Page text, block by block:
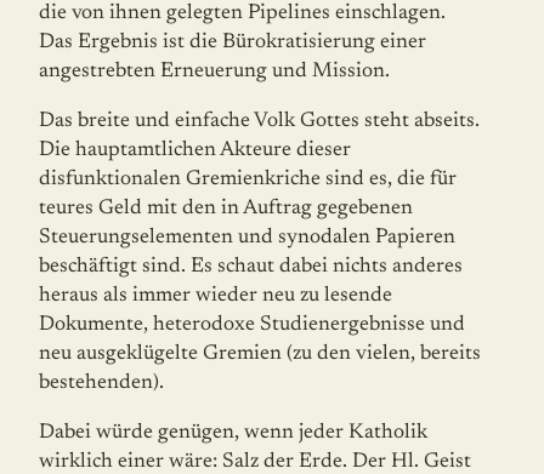
die von ihnen gelegten Pipelines einschla­gen.
Das Ergebnis ist die Bürokratisierung einer
angestreb­ten Erneuerung und Mission.
Das breite und einfache Volk Gottes steht abseits.
Die haupta­mtlichen Akteure dieser
disfunktionalen Gremienkriche sind es, die für
teures Geld mit den in Auftrag gegebenen
Steuerungselementen und synodalen Papieren
be­schäftigt sind. Es schaut dabei nichts anderes
heraus als immer wieder neu zu lesende
Dokumente, heterodoxe Studienergebnisse und
neu ausgeklügelte Gremien (zu den vielen, bereits
bestehenden).
Dabei würde genügen, wenn jeder Katholik
wirklich einer wäre: Salz der Erde. Der Hl. Geist